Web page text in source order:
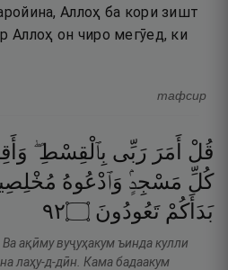
Аллоҳ ба кори зишт
Аллоҳ он чиро мегӯед, ки
тафсир
قُلْ أَمَرَ رَبِّى بِٱلْقِسْطِ ۖ
كُلِّ مَسْجِدٍۢ وَٱدْعُوهُ
بَدَأَكُمْ تَعُودُونَ ۝٢٩
ақӣму вуҷуҳакум ъинда кулли
лаҳу-д-дӣн. Кама бадаакум